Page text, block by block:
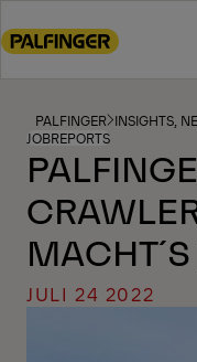
to
footer
content
PALFINGER INSIGHTS,
JOBREPORTS
JULI 24 2022